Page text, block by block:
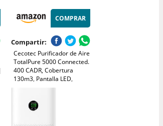
COMPRAR
Compartir:
Cecotec Purificador de Aire
TotalPure 5000 Connected.
400 CADR, Cobertura
130m3, Pantalla LED,
Control por Wi-Fi